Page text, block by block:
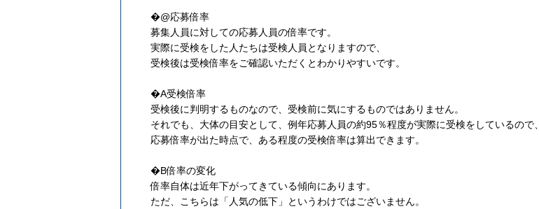
�@応募倍率
募集人員に対しての応募人員の倍率です。
実際に受検をした人たちは受検人員となりますので、
受検後は受検倍率をご確認いただくとわかりやすいです。
�A受検倍率
受検後に判明するものなので、受検前に気にするものではありません。
それでも、大体の目安として、例年応募人員の約95％程度が実際に受検をしているので、
応募倍率が出た時点で、ある程度の受検倍率は算出できます。
�B倍率の変化
倍率自体は近年下がってきている傾向にあります。
ただ、こちらは「人気の低下」というわけではございません。